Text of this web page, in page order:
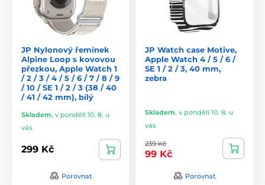
JP Nylonový řemínek
Alpine Loop s kovovou
přezkou, Apple Watch 1
/ 2 / 3 / 4 / 5 / 6 / 7 / 8 / 9
/ 10 / SE 1 / 2 / 3 (38 / 40
/ 41 / 42 mm), bílý
Skladem, v pondělí 10. 8. u
vás
299 Kč
Porovnat
JP Watch case Motive,
Apple Watch 4 / 5 / 6 /
SE 1 / 2 / 3, 40 mm,
zebra
Skladem, v pondělí 10. 8. u
vás
239 Kč
99 Kč
Porovnat